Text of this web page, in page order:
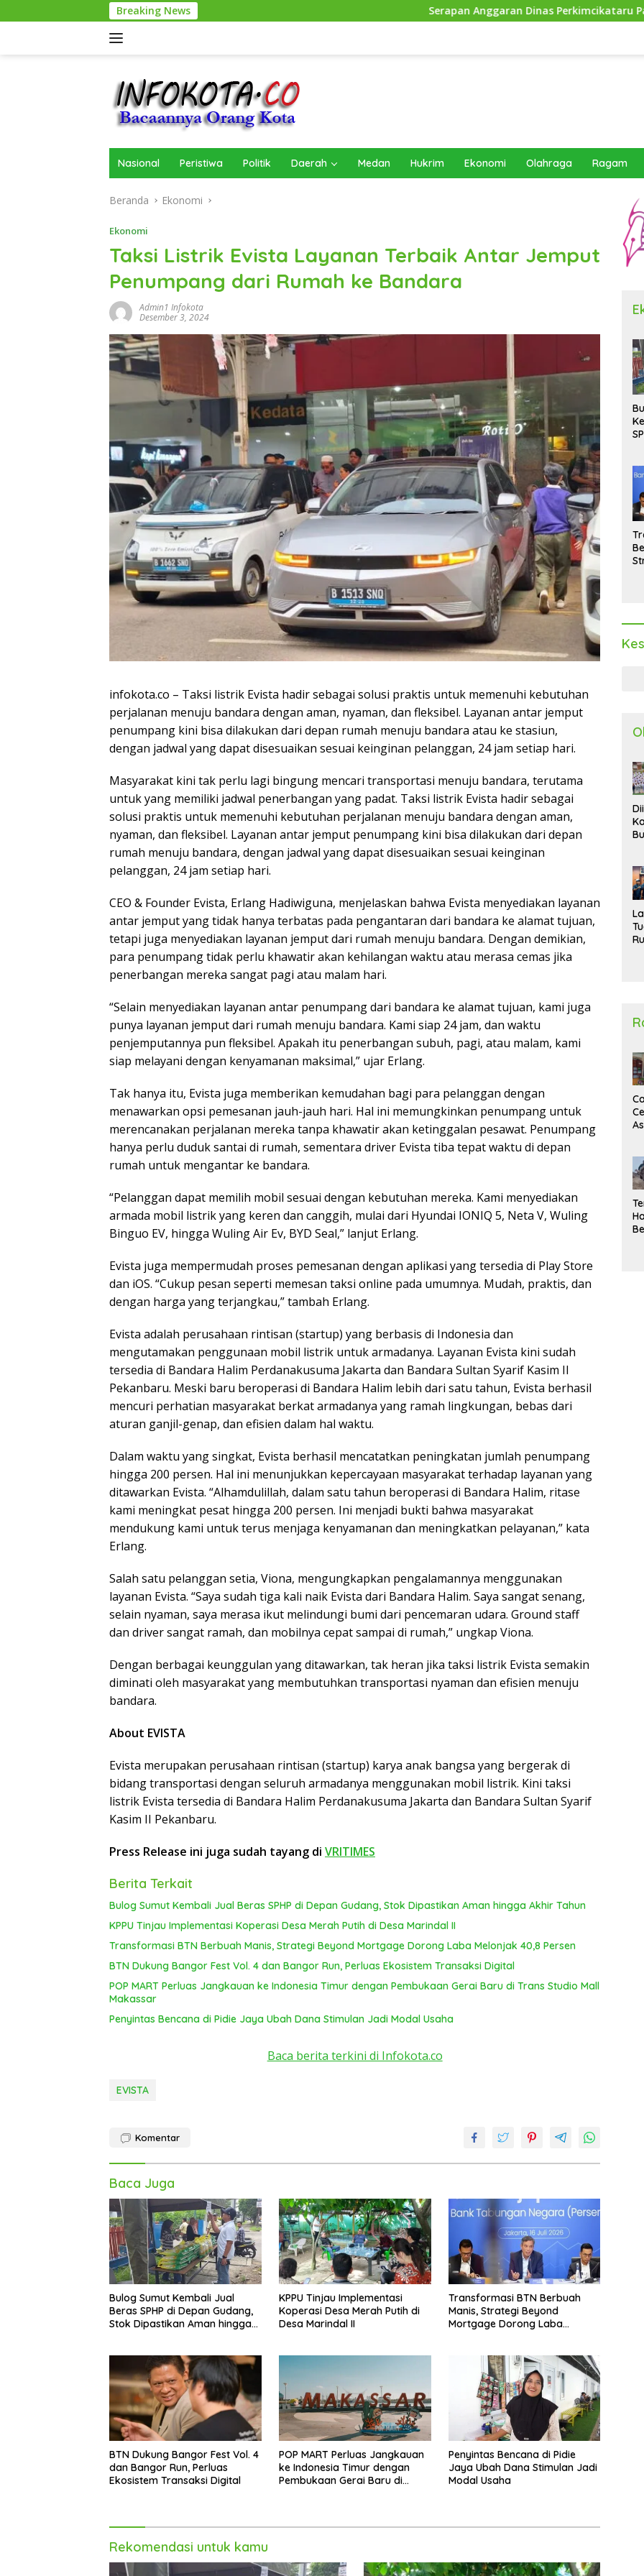
ke
Breaking News Serapan Anggaran Dinas Perkimcikataru Paling Buruk, Plh
Nasional Peristiwa Politik Daerah Medan Hukrim Ekonomi Olahraga Ragam
Beranda Ekonomi
Ekonomi
Taksi Listrik Evista Layanan Terbaik Antar Jemput
Penumpang dari Rumah ke Bandara
Admin1 Infokota
Desember 3, 2024
infokota.co – Taksi listrik Evista hadir sebagai solusi praktis untuk memenuhi kebutuhan
perjalanan menuju bandara dengan aman, nyaman, dan fleksibel. Layanan antar jemput
penumpang kini bisa dilakukan dari depan rumah menuju bandara atau ke stasiun,
dengan jadwal yang dapat disesuaikan sesuai keinginan pelanggan, 24 jam setiap hari.
Masyarakat kini tak perlu lagi bingung mencari transportasi menuju bandara, terutama
untuk yang memiliki jadwal penerbangan yang padat. Taksi listrik Evista hadir sebagai
solusi praktis untuk memenuhi kebutuhan perjalanan menuju bandara dengan aman,
nyaman, dan fleksibel. Layanan antar jemput penumpang kini bisa dilakukan dari depan
rumah menuju bandara, dengan jadwal yang dapat disesuaikan sesuai keinginan
pelanggan, 24 jam setiap hari.
CEO & Founder Evista, Erlang Hadiwiguna, menjelaskan bahwa Evista menyediakan layanan
antar jemput yang tidak hanya terbatas pada pengantaran dari bandara ke alamat tujuan,
tetapi juga menyediakan layanan jemput dari rumah menuju bandara. Dengan demikian,
para penumpang tidak perlu khawatir akan kehilangan waktu atau merasa cemas jika
penerbangan mereka sangat pagi atau malam hari.
“Selain menyediakan layanan antar penumpang dari bandara ke alamat tujuan, kami juga
punya layanan jemput dari rumah menuju bandara. Kami siap 24 jam, dan waktu
penjemputannya pun fleksibel. Apakah itu penerbangan subuh, pagi, atau malam, kami
siap melayani dengan kenyamanan maksimal,” ujar Erlang.
Tak hanya itu, Evista juga memberikan kemudahan bagi para pelanggan dengan
menawarkan opsi pemesanan jauh-jauh hari. Hal ini memungkinkan penumpang untuk
merencanakan perjalanan mereka tanpa khawatir akan ketinggalan pesawat. Penumpang
hanya perlu duduk santai di rumah, sementara driver Evista tiba tepat waktu di depan
rumah untuk mengantar ke bandara.
“Pelanggan dapat memilih mobil sesuai dengan kebutuhan mereka. Kami menyediakan
armada mobil listrik yang keren dan canggih, mulai dari Hyundai IONIQ 5, Neta V, Wuling
Binguo EV, hingga Wuling Air Ev, BYD Seal,” lanjut Erlang.
Evista juga mempermudah proses pemesanan dengan aplikasi yang tersedia di Play Store
dan iOS. “Cukup pesan seperti memesan taksi online pada umumnya. Mudah, praktis, dan
dengan harga yang terjangkau,” tambah Erlang.
Evista adalah perusahaan rintisan (startup) yang berbasis di Indonesia dan
mengutamakan penggunaan mobil listrik untuk armadanya. Layanan Evista kini sudah
tersedia di Bandara Halim Perdanakusuma Jakarta dan Bandara Sultan Syarif Kasim II
Pekanbaru. Meski baru beroperasi di Bandara Halim lebih dari satu tahun, Evista berhasil
mencuri perhatian masyarakat berkat armadanya yang ramah lingkungan, bebas dari
aturan ganjil-genap, dan efisien dalam hal waktu.
Dalam waktu yang singkat, Evista berhasil mencatatkan peningkatan jumlah penumpang
hingga 200 persen. Hal ini menunjukkan kepercayaan masyarakat terhadap layanan yang
ditawarkan Evista. “Alhamdulillah, dalam satu tahun beroperasi di Bandara Halim, ritase
kami meningkat pesat hingga 200 persen. Ini menjadi bukti bahwa masyarakat
mendukung kami untuk terus menjaga kenyamanan dan meningkatkan pelayanan,” kata
Erlang.
Salah satu pelanggan setia, Viona, mengungkapkan pengalamannya menggunakan
layanan Evista. “Saya sudah tiga kali naik Evista dari Bandara Halim. Saya sangat senang,
selain nyaman, saya merasa ikut melindungi bumi dari pencemaran udara. Ground staff
dan driver sangat ramah, dan mobilnya cepat sampai di rumah,” ungkap Viona.
Dengan berbagai keunggulan yang ditawarkan, tak heran jika taksi listrik Evista semakin
diminati oleh masyarakat yang membutuhkan transportasi nyaman dan efisien menuju
bandara.
About EVISTA
Evista merupakan perusahaan rintisan (startup) karya anak bangsa yang bergerak di
bidang transportasi dengan seluruh armadanya menggunakan mobil listrik. Kini taksi
listrik Evista tersedia di Bandara Halim Perdanakusuma Jakarta dan Bandara Sultan Syarif
Kasim II Pekanbaru.
Press Release ini juga sudah tayang di VRITIMES
Berita Terkait
Bulog Sumut Kembali Jual Beras SPHP di Depan Gudang, Stok Dipastikan Aman hingga Akhir Tahun
KPPU Tinjau Implementasi Koperasi Desa Merah Putih di Desa Marindal II
Transformasi BTN Berbuah Manis, Strategi Beyond Mortgage Dorong Laba Melonjak 40,8 Persen
BTN Dukung Bangor Fest Vol. 4 dan Bangor Run, Perluas Ekosistem Transaksi Digital
POP MART Perluas Jangkauan ke Indonesia Timur dengan Pembukaan Gerai Baru di Trans Studio Mall
Makassar
Penyintas Bencana di Pidie Jaya Ubah Dana Stimulan Jadi Modal Usaha
Baca berita terkini di Infokota.co
EVISTA
Komentar
Baca Juga
Bulog Sumut Kembali Jual
Beras SPHP di Depan Gudang,
Stok Dipastikan Aman hingga
KPPU Tinjau Implementasi
Koperasi Desa Merah Putih di
Desa Marindal II
Transformasi BTN Berbuah
Manis, Strategi Beyond
Mortgage Dorong Laba
BTN Dukung Bangor Fest Vol. 4
dan Bangor Run, Perluas
Ekosistem Transaksi Digital
POP MART Perluas Jangkauan
ke Indonesia Timur dengan
Pembukaan Gerai Baru di
Penyintas Bencana di Pidie
Jaya Ubah Dana Stimulan Jadi
Modal Usaha
Rekomendasi untuk kamu